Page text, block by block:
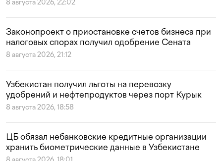
8 августа 2026, 22:02
Законопроект о приостановке счетов бизнеса при
налоговых спорах получил одобрение Сената
8 августа 2026, 21:12
Узбекистан получил льготы на перевозку
удобрений и нефтепродуктов через порт Курык
8 августа 2026, 18:58
ЦБ обязал небанковские кредитные организации
хранить биометрические данные в Узбекистане